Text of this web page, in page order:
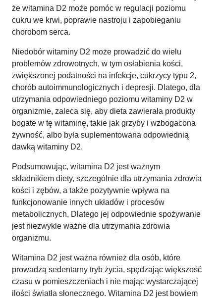
że witamina D2 może pomóc w regulacji poziomu
cukru we krwi, poprawie nastroju i zapobieganiu
chorobom serca.
Niedobór witaminy D2 może prowadzić do wielu
problemów zdrowotnych, w tym osłabienia kości,
zwiększonej podatności na infekcje, cukrzycy typu 2,
chorób autoimmunologicznych i depresji. Dlatego, dla
utrzymania odpowiedniego poziomu witaminy D2 w
organizmie, zaleca się, aby dieta zawierała produkty
bogate w tę witaminę, takie jak grzyby i wzbogacona
żywność, albo była suplementowana odpowiednią
dawką witaminy D2.
Podsumowując, witamina D2 jest ważnym
składnikiem diety, szczególnie dla utrzymania zdrowia
kości i zębów, a także pozytywnie wpływa na
funkcjonowanie innych układów i procesów
metabolicznych. Dlatego jej odpowiednie spożywanie
jest niezwykle ważne dla utrzymania zdrowia
organizmu.
Witamina D2 jest ważna również dla osób, które
prowadzą sedentarny tryb życia, spędzając większość
czasu w pomieszczeniach i nie mając wystarczającej
ilości światła słonecznego. Witamina D2 jest bowiem